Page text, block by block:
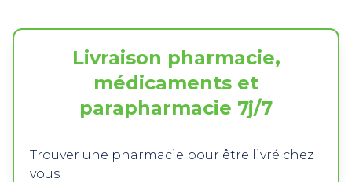
Livraison pharmacie,
médicaments et
parapharmacie 7j/7
Trouver une pharmacie pour être livré chez
vous